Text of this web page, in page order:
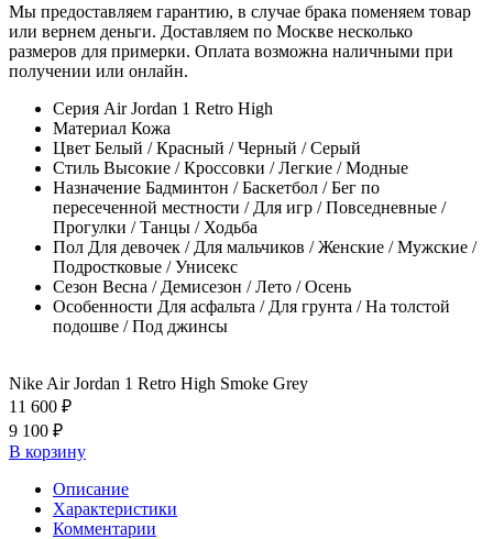
Мы предоставляем гарантию, в случае брака поменяем товар
или вернем деньги. Доставляем по Москве несколько
размеров для примерки. Оплата возможна наличными при
получении или онлайн.
Серия Air Jordan 1 Retro High
Материал Кожа
Цвет Белый / Красный / Черный / Серый
Стиль Высокие / Кроссовки / Легкие / Модные
Назначение Бадминтон / Баскетбол / Бег по
пересеченной местности / Для игр / Повседневные /
Прогулки / Танцы / Ходьба
Пол Для девочек / Для мальчиков / Женские / Мужские /
Подростковые / Унисекс
Сезон Весна / Демисезон / Лето / Осень
Особенности Для асфальта / Для грунта / На толстой
подошве / Под джинсы
Nike Air Jordan 1 Retro High Smoke Grey
11 600 ₽
9 100 ₽
В корзину
Описание
Характеристики
Комментарии